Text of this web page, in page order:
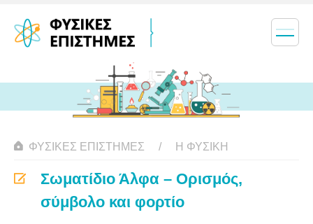
ΦΥΣΙΚΈΣ ΕΠΙΣΤΉΜΕΣ Η ΦΥΣΙΚΗ
Σωματίδιο Άλφα – Ορισμός,
σύμβολο και φορτίο